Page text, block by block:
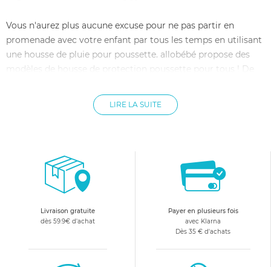
Vous n'aurez plus aucune excuse pour ne pas partir en
promenade avec votre enfant par tous les temps en utilisant
une housse de pluie pour poussette. allobébé propose des
modèles de housse de protection poussette pour tous ! De
disponibles sur allobébé pour les marques: Babysun, Quinny,
Phil and Teds, Looping, Graco, Peg Perego, Moutain Buggy.
pluie pour poussette.
LIRE LA SUITE
Livraison gratuite
dès 59.9€ d'achat
Payer en plusieurs fois
avec Klarna
Dès 35 € d'achats